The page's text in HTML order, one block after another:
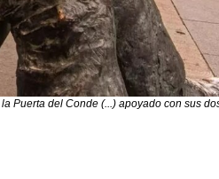
del Conde (...) apoyado con sus